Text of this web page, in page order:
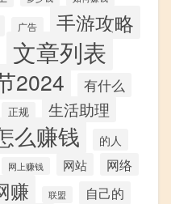
广告 手游攻略
文章列表
2024 有什么
正规 生活助理
么赚钱 的人
网上赚钱 网站 网络
赚 联盟 自己的